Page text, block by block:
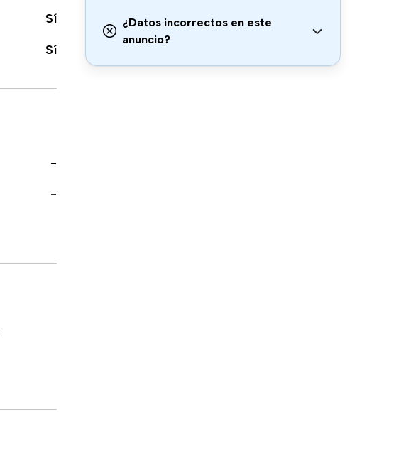
Sí
Sí
-
-
¿Datos incorrectos en este
anuncio?